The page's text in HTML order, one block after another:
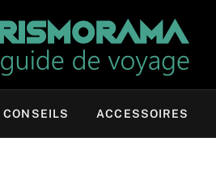
CONSEILS ACCESSOIRES